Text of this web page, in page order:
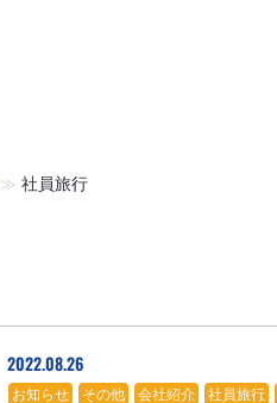
≫ 社員旅行
2022.08.26
お知らせ、 その他、 会社紹介、 社員旅行、